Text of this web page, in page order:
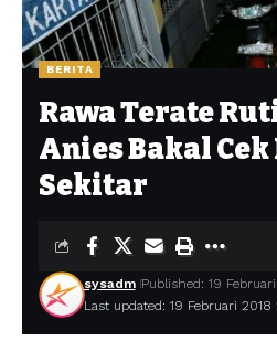
BERITA
Rawa Terate
Anies Bakal
Sekitar
Last updated: 19 Februari 2018
sysadm Published: 19